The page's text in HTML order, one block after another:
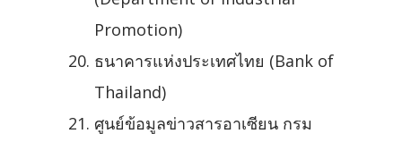
Promotion)
ธนาคารแห่งประเทศไทย (Bank of
Thailand)
ศูนย์ข้อมูลข่าวสารอาเซียน กรม